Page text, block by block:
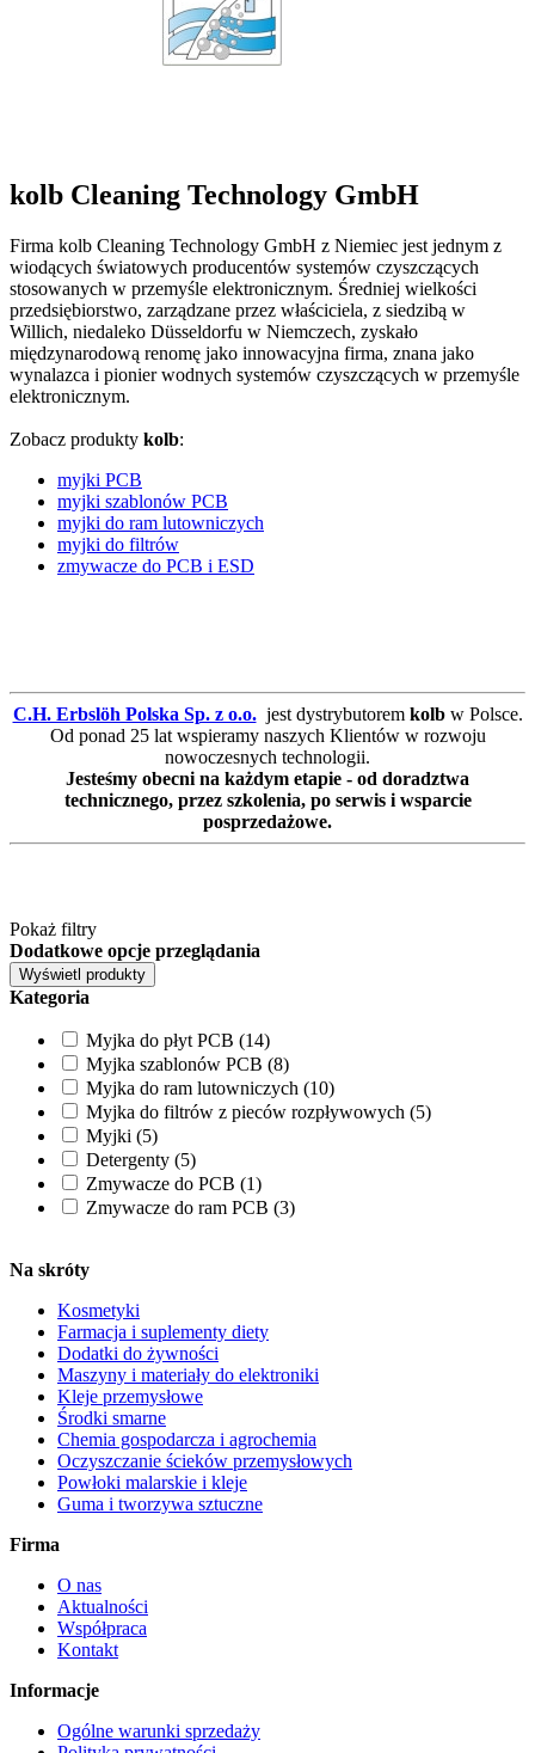
kolb Cleaning Technology GmbH
Firma kolb Cleaning Technology GmbH z Niemiec jest jednym z
wiodących światowych producentów systemów czyszczących
stosowanych w przemyśle elektronicznym. Średniej wielkości
przedsiębiorstwo, zarządzane przez właściciela, z siedzibą w
Willich, niedaleko Düsseldorfu w Niemczech, zyskało
międzynarodową renomę jako innowacyjna firma, znana jako
wynalazca i pionier wodnych systemów czyszczących w przemyśle
elektronicznym.
Zobacz produkty kolb:
myjki PCB
myjki szablonów PCB
myjki do ram lutowniczych
myjki do filtrów
zmywacze do PCB i ESD
C.H. Erbslöh Polska Sp. z o.o. jest dystrybutorem kolbw Polsce.
Od ponad 25 lat wspieramy naszych Klientów w rozwoju
nowoczesnych technologii.
Jesteśmy obecni na każdym etapie - od doradztwa
technicznego, przez szkolenia, po serwis i wsparcie
posprzedażowe.
Pokaż filtry
Dodatkowe opcje przeglądania
Kategoria
Myjka do płyt PCB (14)
Myjka szablonów PCB (8)
Myjka do ram lutowniczych (10)
Myjka do filtrów z pieców rozpływowych (5)
Myjki (5)
Detergenty (5)
Zmywacze do PCB (1)
Zmywacze do ram PCB (3)
Na skróty
Kosmetyki
Farmacja i suplementy diety
Dodatki do żywności
Maszyny i materiały do elektroniki
Kleje przemysłowe
Środki smarne
Chemia gospodarcza i agrochemia
Oczyszczanie ścieków przemysłowych
Powłoki malarskie i kleje
Guma i tworzywa sztuczne
Firma
O nas
Aktualności
Współpraca
Kontakt
Informacje
Ogólne warunki sprzedaży